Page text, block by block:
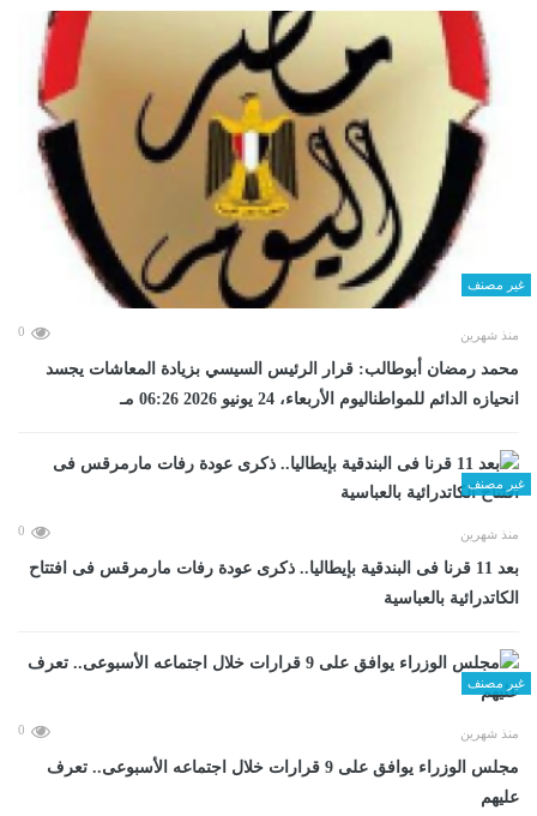
غير مصنف
منذ شهرين 0
محمد رمضان أبوطالب: قرار الرئيس السيسي بزيادة المعاشات يجسد
انحيازه الدائم للمواطناليوم الأربعاء، 24 يونيو 2026 06:26 مـ
غير مصنف
منذ شهرين 0
بعد 11 قرنا فى البندقية بإيطاليا.. ذكرى عودة رفات مارمرقس فى افتتاح
الكاتدرائية بالعباسية
غير مصنف
منذ شهرين 0
مجلس الوزراء يوافق على 9 قرارات خلال اجتماعه الأسبوعى.. تعرف
عليهم